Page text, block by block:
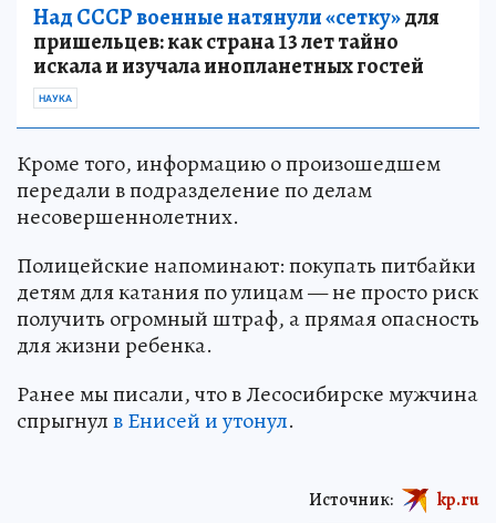
Над СССР военные натянули «сетку»для
пришельцев: как страна 13 лет тайно
искала и изучала инопланетных гостей
НАУКА
Кроме того, информацию о произошедшем
передали в подразделение по делам
несовершеннолетних.
Полицейские напоминают: покупать питбайки
детям для катания по улицам — не просто риск
получить огромный штраф, а прямая опасность
для жизни ребенка.
Ранее мы писали, что в Лесосибирске мужчина
спрыгнулв Енисей и утонул.
Источник: kp.ru